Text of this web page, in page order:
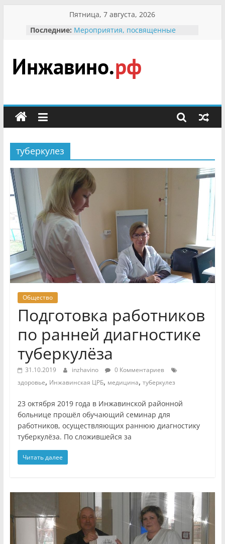
содержимому
Пятница, 7 августа, 2026
Последние: Мероприятия, посвященные
гражданин Инжавинского округа»
участнице Великой
Отечественной, фронтовичке
Безопасность в сети Интернет
мероприятии «Сохраним
заповедника родились крапчатые
суслики
Инжавино.рф
сельский
портал
туберкулез
Общество
Подготовка работников
по ранней диагностике
туберкулёза
31.10.2019 inzhavino
0 Комментариев
здоровье, Инжавинская ЦРБ, медицина, туберкулез
23 октября 2019 года в Инжавинской районной
больнице прошёл обучающий семинар для
работников, осуществляющих раннюю диагностику
туберкулёза. По сложившейся за
Читать далее